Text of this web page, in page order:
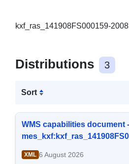
kxf_ras_141908FS000159-
Distributions 3
Sort
WMS capabilities document -
XML 6 August 2026